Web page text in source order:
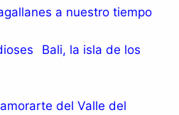
a nuestro tiempo
Bali, la isla de los